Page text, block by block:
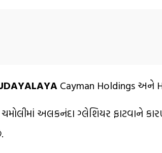
Cayman Holdings અને
ચમોલીમાં અલકનંદા ગ્લેશિયર ફાટવાને